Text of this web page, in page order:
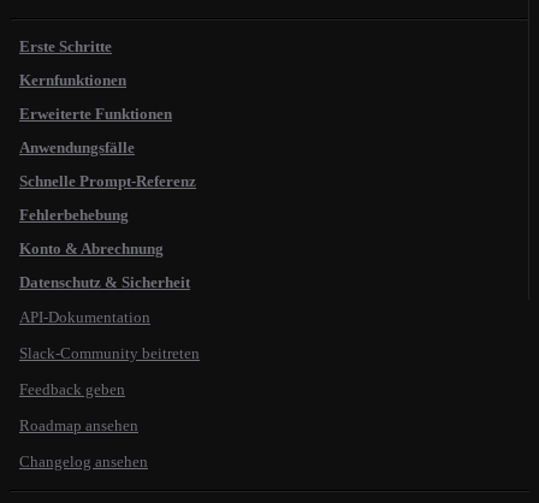
Erste Schritte
Kernfunktionen
Erweiterte Funktionen
Anwendungsfälle
Schnelle Prompt-Referenz
Fehlerbehebung
Konto & Abrechnung
Datenschutz & Sicherheit
API-Dokumentation
Slack-Community beitreten
Feedback geben
Roadmap ansehen
Changelog ansehen